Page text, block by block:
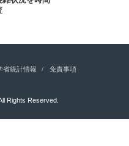
省統計情報 免責事項
Rights Reserved.